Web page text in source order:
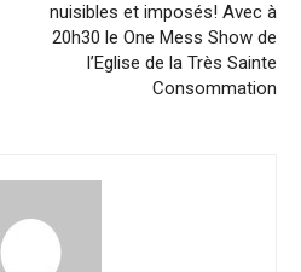
nuisibles et imposés! Avec à
20h30 le One Mess Show de
l’Eglise de la Très Sainte
Consommation